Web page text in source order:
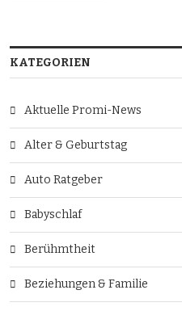
KATEGORIEN
Aktuelle Promi-News
Alter & Geburtstag
Auto Ratgeber
Babyschlaf
Berühmtheit
Beziehungen & Familie